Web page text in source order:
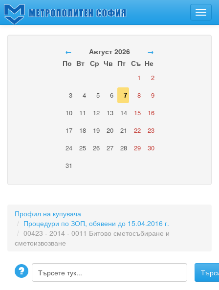
← Август 2026
→
По Вт Ср Чв Пт Съ Не
1
2
3
4 5 6 7 8
9
10
11 12 13 14 15
16
17
18 19 20 21 22
23
24
25 26 27 28 29
30
31
Профил на купувача
Процедури по ЗОП, обявени до 15.04.2016 г.
00423 - 2014 - 0011 Битово сметосъбиране и
сметоизвозване